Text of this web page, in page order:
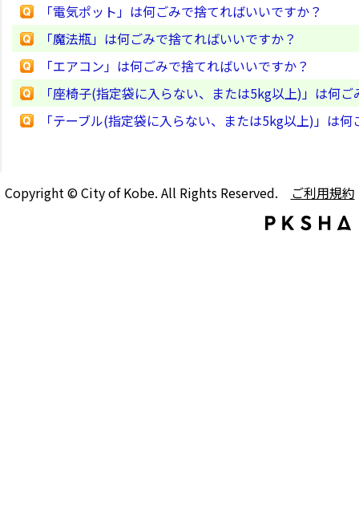
「電気ポット」は何ごみで捨てればいいですか？
「魔法瓶」は何ごみで捨てればいいですか？
「エアコン」は何ごみで捨てればいいですか？
「座椅子(指定袋に入らない、または5kg以上)」は何
「テーブル(指定袋に入らない、または5kg以上)」は
Copyright © City of Kobe. All Rights Reserved. ご利用規約